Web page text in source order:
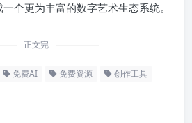
个更为丰富的数字艺术生态系统。
正文完
免费AI 免费资源 创作工具